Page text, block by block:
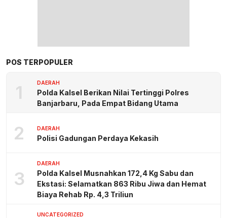
POS TERPOPULER
1 DAERAH
Polda Kalsel Berikan Nilai Tertinggi Polres
Banjarbaru, Pada Empat Bidang Utama
2 DAERAH
Polisi Gadungan Perdaya Kekasih
3
DAERAH
Polda Kalsel Musnahkan 172,4 Kg Sabu dan
Ekstasi: Selamatkan 863 Ribu Jiwa dan Hemat
Biaya Rehab Rp. 4,3 Triliun
UNCATEGORIZED